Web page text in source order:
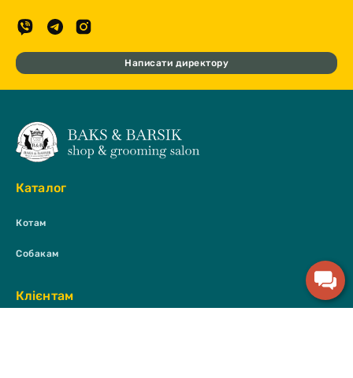
Написати директору
Каталог
Котам
Собакам
Клієнтам